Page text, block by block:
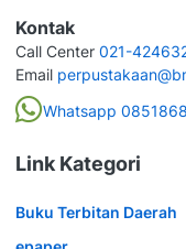
Kontak
Call Center 021-
Email
Whatsapp
Link Kategori
Buku Terbitan Daerah